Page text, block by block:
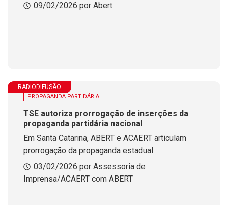
09/02/2026 por Abert
RADIODIFUSÃO
PROPAGANDA PARTIDÁRIA
TSE autoriza prorrogação de inserções da
propaganda partidária nacional
Em Santa Catarina, ABERT e ACAERT articulam
prorrogação da propaganda estadual
03/02/2026 por Assessoria de
Imprensa/ACAERT com ABERT